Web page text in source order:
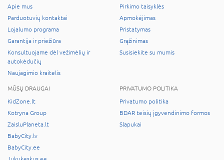
Apie mus
Parduotuvių kontaktai
Lojalumo programa
Garantija ir priežiūra
Konsultuojame dėl vežimėlių ir
autokėdučių
Naujagimio kraitelis
Pirkimo taisyklės
Apmokėjimas
Pristatymas
Grąžinimas
Susisiekite su mumis
MŪSŲ DRAUGAI
KidZone.lt
Kotryna Group
ZaisluPlaneta.lt
BabyCity.lv
BabyCity.ee
PRIVATUMO POLITIKA
Privatumo politika
BDAR teisių įgyvendinimo formos
Slapukai